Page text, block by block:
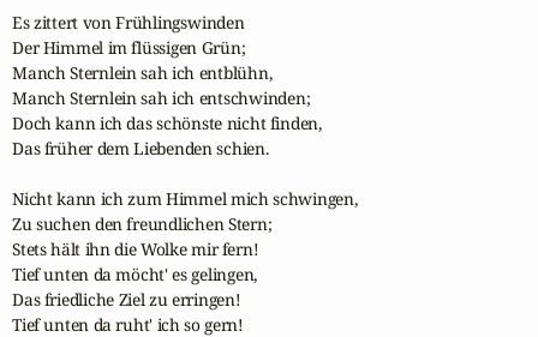
Es zittert von Frühlingswinden
Der Himmel im flüssigen Grün;
Manch Sternlein sah ich entblühn,
Manch Sternlein sah ich entschwinden;
Doch kann ich das schönste nicht finden,
Das früher dem Liebenden schien.
Nicht kann ich zum Himmel mich schwingen,
Zu suchen den freundlichen Stern;
Stets hält ihn die Wolke mir fern!
Tief unten da möcht' es gelingen,
Das friedliche Ziel zu erringen!
Tief unten da ruht' ich so gern!